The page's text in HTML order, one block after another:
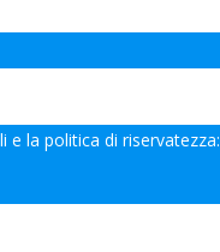
e la politica di riservatezza: